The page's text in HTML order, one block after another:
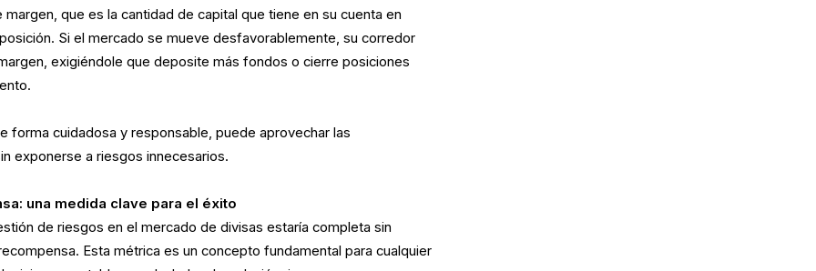
que es la cantidad de capital que tiene en su cuenta en
Si el mercado se mueve desfavorablemente, su corredor
exigiéndole que deposite más fondos o cierre posiciones
forma cuidadosa y responsable, puede aprovechar las
exponerse a riesgos innecesarios.
una medida clave para el éxito
de riesgos en el mercado de divisas estaría completa sin
Esta métrica es un concepto fundamental para cualquier